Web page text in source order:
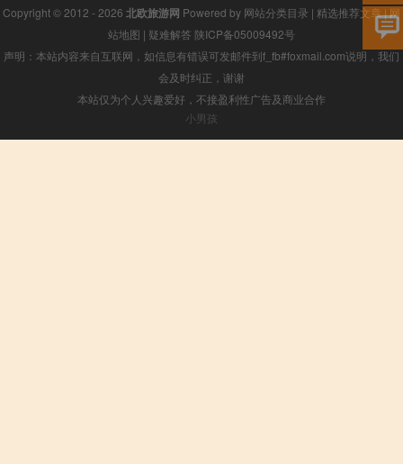
Copyright © 2012 - 2026 北欧旅游网 Powered by 网站分类目录 | 精选推荐文章|网
站地图 | 疑难解答 陕ICP备05009492号
声明：本站内容来自互联网，如信息有错误可发邮件到f_fb#foxmail.com说明，我们
会及时纠正，谢谢
本站仅为个人兴趣爱好，不接盈利性广告及商业合作
小男孩